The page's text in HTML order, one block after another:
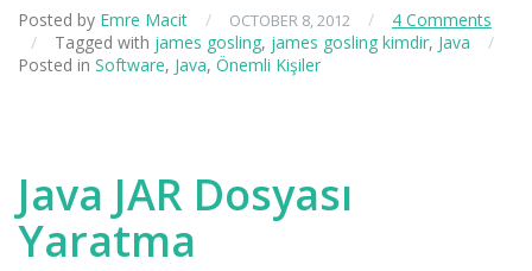
Posted by Emre Macit / OCTOBER 8, 2012 /
4 Comments
/
Tagged with james gosling, james gosling kimdir, Java
/
Posted in Software, Java, Önemli Kişiler
Java JAR Dosyası
Yaratma